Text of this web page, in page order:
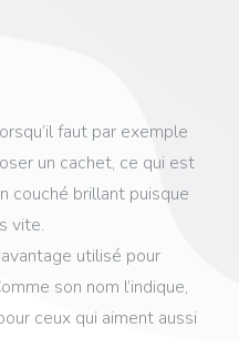
faut par exemple
un cachet, ce qui est
couché brillant puisque
vite.
utilisé pour
son nom l’indique,
ceux qui aiment aussi